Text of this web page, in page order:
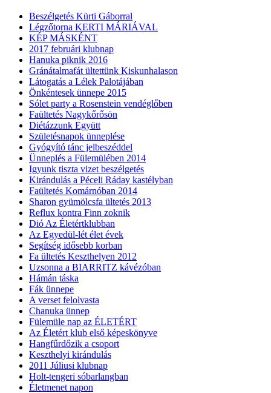
Beszélgetés Kürti Gáborral
Légzőtorna KERTI MÁRIÁVAL
KÉP MÁSKÉNT
2017 februári klubnap
Hanuka piknik 2016
Gránátalmafát ültettünk Kiskunhalason
Látogatás a Lélek Palotájában
Önkéntesek ünnepe 2015
Sólet party a Rosenstein vendéglőben
Faültetés Nagykőrősön
Diétázzunk Együtt
Születésnapok ünneplése
Gyógyító tánc jelbeszéddel
Ünneplés a Fülemülében 2014
Igyunk tiszta vizet beszélgetés
Kirándulás a Péceli Ráday kastélyban
Faültetés Komárnóban 2014
Sharon gyümölcsfa ültetés 2013
Reflux kontra Finn zoknik
Dió Az Életértklubban
Az Egyedül-lét élet évek
Segítség idősebb korban
Fa ültetés Keszthelyen 2012
Uzsonna a BIARRITZ kávézóban
Hámán táska
Fák ünnepe
A verset felolvasta
Chanuka ünnep
Fülemüle nap az ÉLETÉRT
Az Életért klub első képeskönyve
Hangfűrdőzik a csoport
Keszthelyi kirándulás
2011 Júliusi klubnap
Holt-tengeri sóbarlangban
Életmenet napon